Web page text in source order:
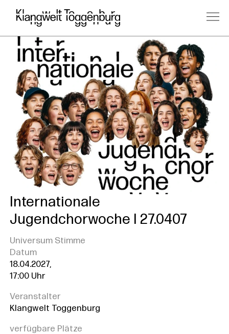
Internationale
Jugendchorwoche I 27.0407
Universum Stimme
Datum
18.04.2027,
17:00 Uhr
Veranstalter
Klangwelt Toggenburg
verfügbare Plätze